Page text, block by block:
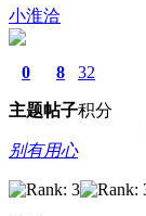
小淮洽
0
主题
8
帖子
32
积分
别有用心